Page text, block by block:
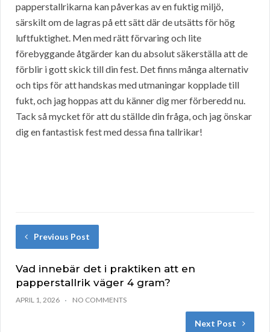
papperstallrikarna kan påverkas av en fuktig miljö,
särskilt om de lagras på ett sätt där de utsätts för hög
luftfuktighet. Men med rätt förvaring och lite
förebyggande åtgärder kan du absolut säkerställa att de
förblir i gott skick till din fest. Det finns många alternativ
och tips för att handskas med utmaningar kopplade till
fukt, och jag hoppas att du känner dig mer förberedd nu.
Tack så mycket för att du ställde din fråga, och jag önskar
dig en fantastisk fest med dessa fina tallrikar!
Previous Post
Vad innebär det i praktiken att en
papperstallrik väger 4 gram?
APRIL 1, 2026 NO COMMENTS
Next Post